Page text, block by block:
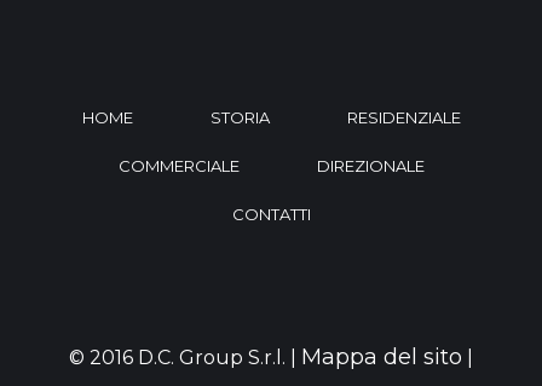
HOME STORIA RESIDENZIALE
COMMERCIALE DIREZIONALE
CONTATTI
© 2016 D.C. Group S.r.l. | Mappa del sito